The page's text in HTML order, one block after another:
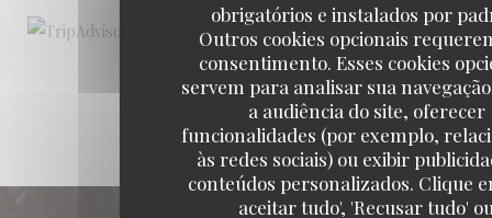
obrigatórios e instalados por
Outros cookies opcionais
consentimento. Esses cookies
servem para analisar sua
a audiência do site, oferecer
funcionalidades (por exemplo,
às redes sociais) ou exibir
conteúdos personalizados. Clique
aceitar tudo', 'Recusar tudo'